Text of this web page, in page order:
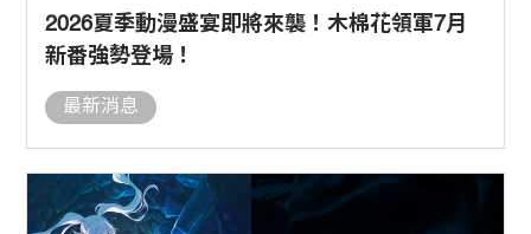
2026夏季動漫盛宴即將來襲！木棉花領軍7月
新番強勢登場！
最新消息